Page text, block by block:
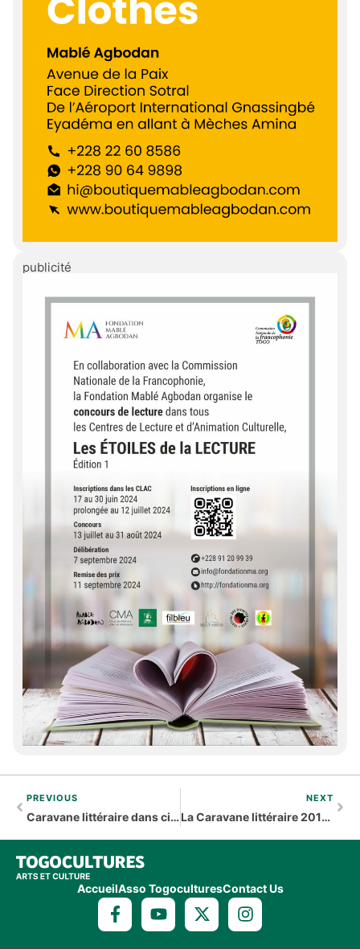
publicité
PREVIOUS
Caravane littéraire dans cinq régions du Togo
NEXT
La Caravane littéraire 2017 à l’assaut du Togo profond : Célébrer la créativité et insister sur le poids économique de la culture
AccueilAsso TogoculturesContact Us